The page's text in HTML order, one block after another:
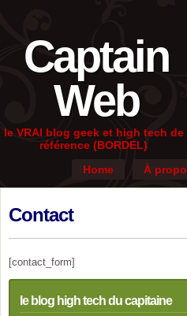
Captain
Web
le VRAI blog geek et high tech de
référence (BORDEL)
Home
À
Contact
[contact_form]
le blog high tech du capitaine